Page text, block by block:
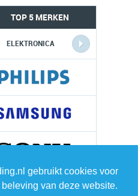
gebruikt cookies voor
van deze website.
TOP 5 MERKEN
ELEKTRONICA
4